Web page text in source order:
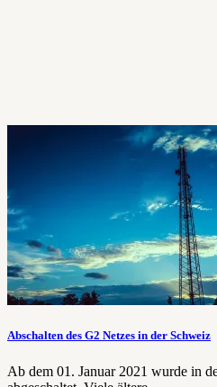
Abschalten des G2 Netzes in der Schweiz
Ab dem 01. Januar 2021 wurde in